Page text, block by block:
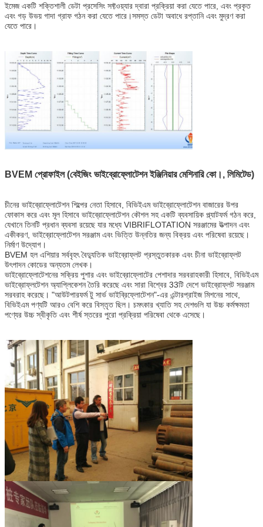
ইমেজ একটি শক্তিশালী ডেটা প্রসেসিং সফ্টওয়্যার দ্বারা প্রক্রিয়া করা যেতে পারে, এবং প্রকৃত
এবং গড় উভয় গাদা গ্রাফ গঠন করা যেতে পারে।সমস্ত ডেটা অবাধে রপ্তানি এবং মুদ্রণ করা
যেতে পারে।
BVEM প্রোফাইল (বেইজিং ভাইব্রোফ্লোটেশন ইঞ্জিনিয়ার মেশিনারি কো।, লিমিটেড)
চীনের ভাইব্রোফ্লোটেশন শিল্পের নেতা হিসাবে, বিভিইএম ভাইব্রোফ্লোটেশন বাজারের উপর
ফোকাস করে এবং মূল হিসাবে ভাইব্রোফ্লোটেশন কৌশল সহ একটি ব্যবসায়িক প্ল্যাটফর্ম গঠন করে,
যেখানে তিনটি প্রধান ব্যবসা রয়েছে যার মধ্যে VIBRIFLOTATION সরঞ্জামের উত্পাদন এবং
একীকরণ, ভাইব্রোফ্লোটেশন সরঞ্জাম এবং ভিত্তি উন্নতির জন্য বিক্রয় এবং পরিষেবা রয়েছে।
নির্মাণ উদ্যোগ।
BVEM হল এশিয়ার সর্ববৃহৎ বৈদ্যুতিক ভাইব্রোফ্লট প্রস্তুতকারক এবং চীনা ভাইব্রোফ্লট
উৎপাদন কোডের অন্যতম লেখক।
ভাইব্রোফ্লোটেশনের সক্রিয় পুশার এবং ভাইব্রোফ্লোটের পেশাদার সরবরাহকারী হিসাবে, বিভিইএম
ভাইব্রোফ্লটেশন অ্যাপ্লিকেশন তৈরি করেছে এবং সারা বিশ্বের 33টি দেশে ভাইব্রোফ্লট সরঞ্জাম
সরবরাহ করেছে। "আউটপারফর্ম টু সার্ভ ভাইব্রিফ্লোটেশন"-এর এন্টারপ্রাইজ মিশনের সাথে,
বিভিইএম পণ্যটি আরও বেশি করে বিস্তৃত ছিল। চমৎকার খ্যাতি সহ দেশগুলি যা উচ্চ কর্মক্ষমতা
পণ্যের উচ্চ স্বীকৃতি এবং শীর্ষ স্তরের পুরো প্রক্রিয়া পরিষেবা থেকে এসেছে।